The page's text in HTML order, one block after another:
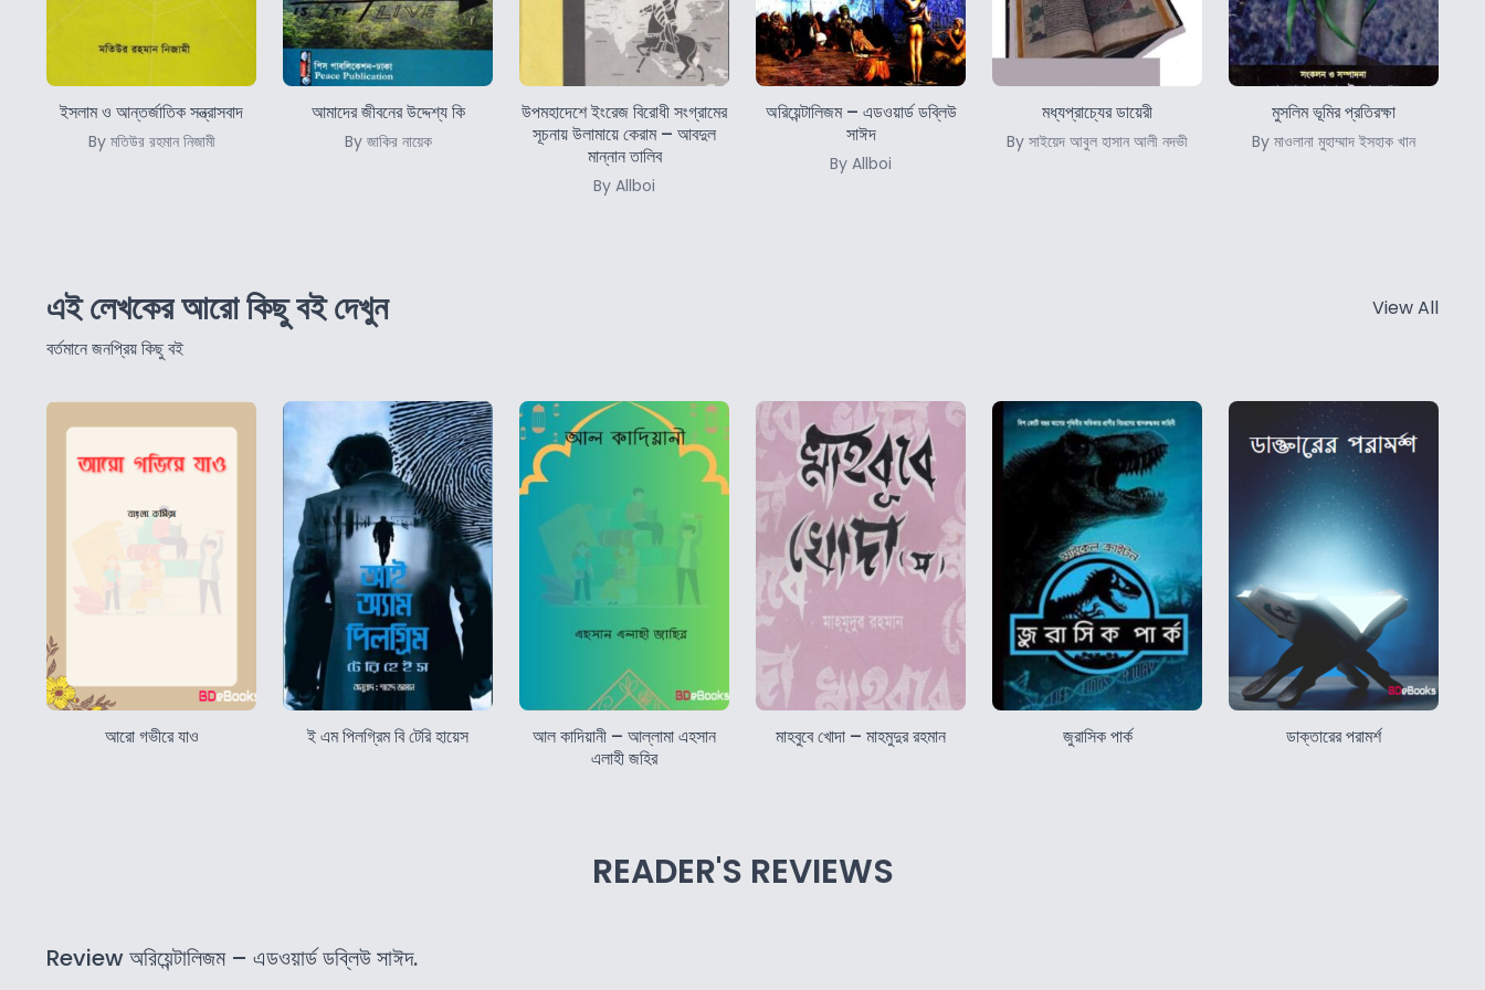
ইসলাম ও আন্তর্জাতিক সন্ত্রাসবাদ
By মতিউর রহমান নিজামী
আমাদের জীবনের উদ্দেশ্য কি
By জাকির নায়েক
উপমহাদেশে ইংরেজ বিরোধী সংগ্রামের
সূচনায় উলামায়ে কেরাম – আবদুল
মান্নান তালিব
By Allboi
অরিয়েন্টালিজম – এডওয়ার্ড ডব্লিউ
সাঈদ
By Allboi
মধ্যপ্রাচ্যের ডায়েরী
By সাইয়েদ আবুল হাসান আলী নদভী
মুসলিম ভূমির প্রতিরক্ষা
By মাওলানা মুহাম্মাদ ইসহাক খান
এই লেখকের আরো কিছু বই দেখুন
বর্তমানে জনপ্রিয় কিছু বই
View All
আরো গভীরে যাও ই এম পিলগ্রিম বি টেরি হায়েস
আল কাদিয়ানী – আল্লামা এহসান
এলাহী জহির
মাহবুবে খোদা – মাহমুদুর রহমান জুরাসিক পার্ক ডাক্তারের পরামর্শ
READER'S REVIEWS
Review অরিয়েন্টালিজম – এডওয়ার্ড ডব্লিউ সাঈদ.